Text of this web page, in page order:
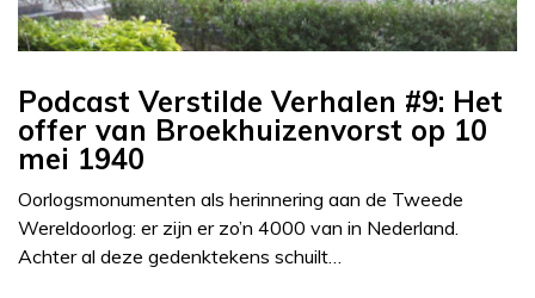
Podcast Verstilde Verhalen #9: Het
offer van Broekhuizenvorst op 10
mei 1940
Oorlogsmonumenten als herinnering aan de Tweede
Wereldoorlog: er zijn er zo’n 4000 van in Nederland.
Achter al deze gedenktekens schuilt…